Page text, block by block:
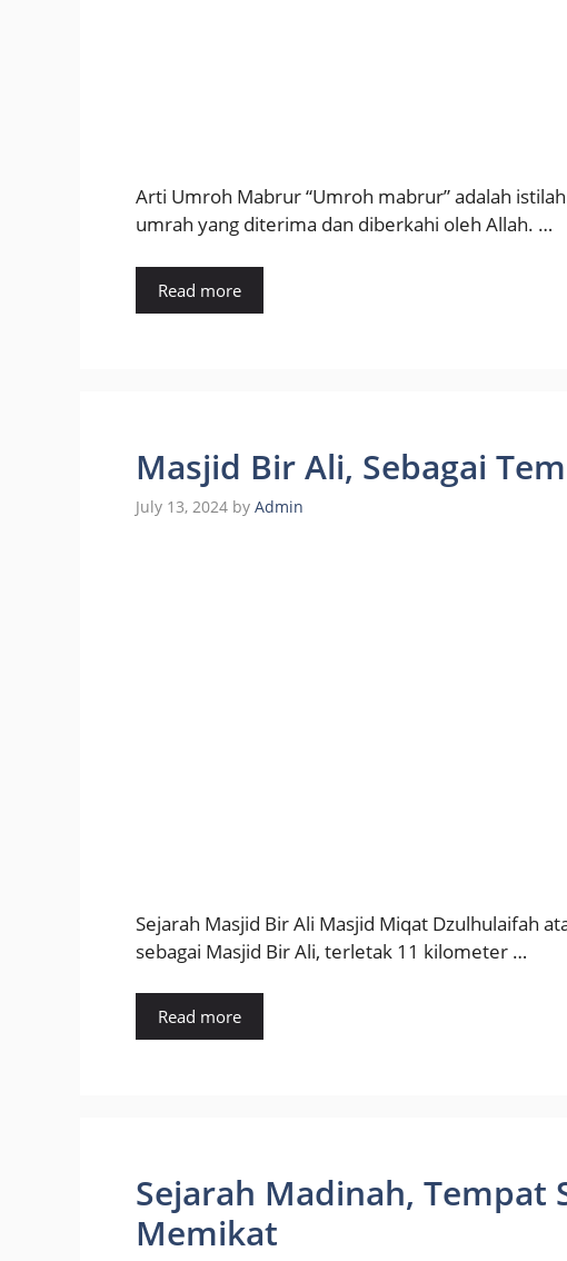
Arti Umroh Mabrur “Umroh mabrur” adalah
umrah yang diterima dan diberkahi oleh Allah. …
Read more
Masjid Bir Ali, Sebagai
July 13, 2024 by Admin
Sejarah Masjid Bir Ali Masjid Miqat Dzulhulaifah
sebagai Masjid Bir Ali, terletak 11 kilometer …
Read more
Sejarah Madinah, Tempat
Memikat